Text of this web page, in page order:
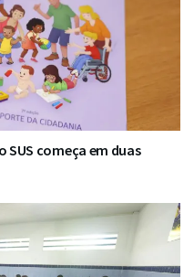
SUS começa em duas